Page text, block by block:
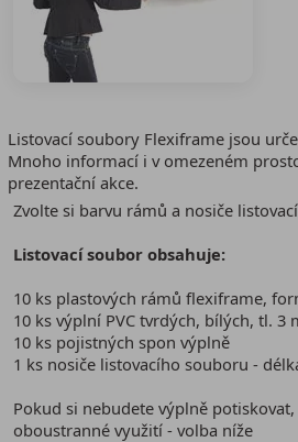
Listovací soubory Flexiframe jsou
Mnoho informací i v omezeném
prezentační akce.
Zvolte si barvu rámů a nosiče
Listovací soubor obsahuje:
10 ks plastových rámů flexiframe,
10 ks výplní PVC tvrdých, bílých, tl. 3
10 ks pojistných spon výplně
1 ks nosiče listovacího souboru -
Pokud si nebudete výplně
oboustranné využití - volba níže